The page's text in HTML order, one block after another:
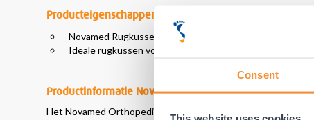
Consent
Producteigenschappen
Novamed Rugkussen gebruikt door duizenden mensen
Ideale rugkussen voor gebruik in uw stoel of in de auto.
Productinformatie Novamed Orthopedisch Rugkussen
Het Novamed Orthopedisch rugkussen wordt al jaren met